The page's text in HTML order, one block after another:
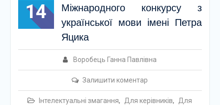
14
Міжнародного конкурсу з
української мови імені Петра
Яцика
Воробець Ганна Павлівна
Залишити коментар
Інтелектуальні змагання, Для керівників,
Для